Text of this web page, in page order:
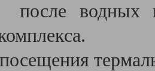
после водных